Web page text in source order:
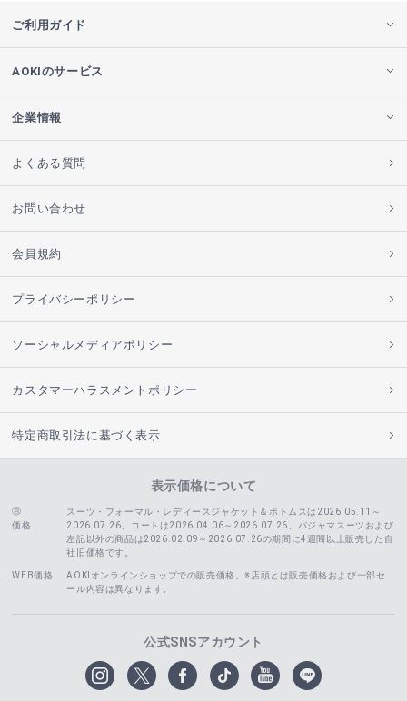
ご利用ガイド
AOKIのサービス
企業情報
よくある質問
お問い合わせ
会員規約
プライバシーポリシー
ソーシャルメディアポリシー
カスタマーハラスメントポリシー
特定商取引法に基づく表示
表示価格について
価格
スーツ・フォーマル・レディースジャケット＆ボトムスは2026.05.11～
2026.07.26、コートは2026.04.06～2026.07.26、
パジャマスーツおよび
左記以外の商品は2026.02.09～2026.07.26の期間に4週間以上販売した自
社旧価格です。
WEB価格
AOKIオンラインショップでの販売価格。※店頭とは販売価格および一部セ
ール内容は異なります。
公式SNSアカウント